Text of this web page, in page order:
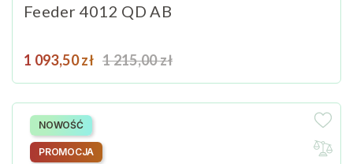
Feeder 4012 QD AB
Cena
1 093,50 zł Cena podstawowa
1 215,00 zł
NOWOŚĆ
PROMOCJA